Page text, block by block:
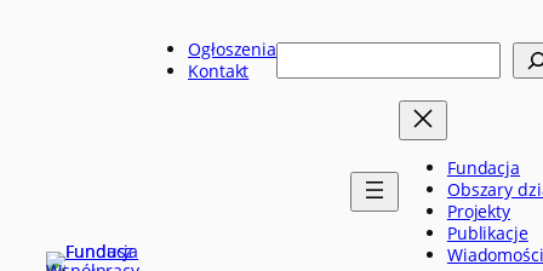
Ogłoszenia
Kontakt
Szukaj
Fundacja
Obszary
Projekty
Publikacje
Wiadomości